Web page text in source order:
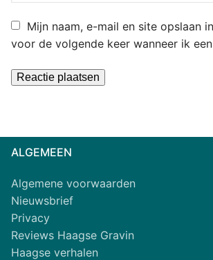
Mijn naam, e-mail en site opslaan
voor de volgende keer wanneer ik
ALGEMEEN
Algemene voorwaarden
Nieuwsbrief
Privacy
Reviews Haagse Gravin
Haagse verhalen